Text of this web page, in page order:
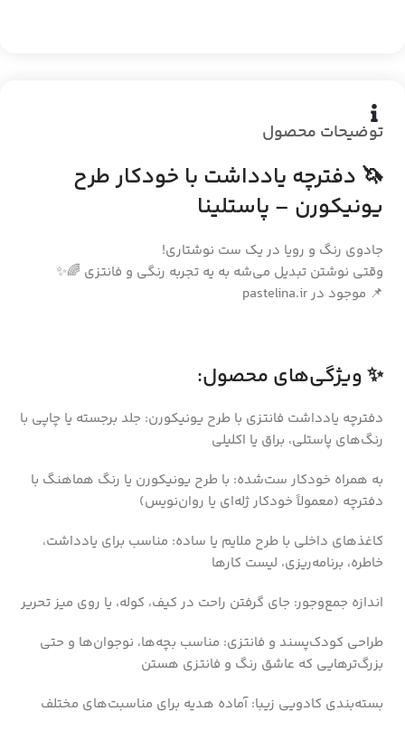
توضیحات محصول
🦄 دفترچه یادداشت با خودکار طرح
یونیکورن – پاستلینا
جادوی رنگ و رویا در یک ست نوشتاری!
وقتی نوشتن تبدیل می‌شه به یه تجربه رنگی و فانتزی 🌈✨
📌 موجود در pastelina.ir
✨ ویژگی‌های محصول:
دفترچه یادداشت فانتزی با طرح یونیکورن: جلد برجسته یا چاپی با
رنگ‌های پاستلی، براق یا اکلیلی
به همراه خودکار ست‌شده: با طرح یونیکورن یا رنگ هماهنگ با
دفترچه (معمولاً خودکار ژله‌ای یا روان‌نویس)
کاغذهای داخلی با طرح ملایم یا ساده: مناسب برای یادداشت،
خاطره، برنامه‌ریزی، لیست کارها
اندازه جمع‌وجور: جای گرفتن راحت در کیف، کوله، یا روی میز تحریر
طراحی کودک‌پسند و فانتزی: مناسب بچه‌ها، نوجوان‌ها و حتی
بزرگ‌ترهایی که عاشق رنگ و فانتزی هستن
بسته‌بندی کادویی زیبا: آماده هدیه برای مناسبت‌های مختلف